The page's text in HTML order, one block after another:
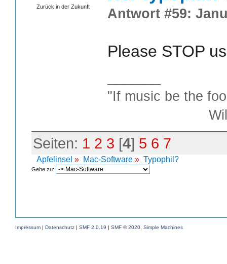
Zurück in der Zukunft Antwort #59:
Please STOP
"If music be the
William
Seiten: 1 2 3 [4] 5 6 7
Apfelinsel » Mac-Software » Typophil?
Gehe zu:
Impressum | Datenschutz | SMF 2.0.19 | SMF © 2020 Simple Machines